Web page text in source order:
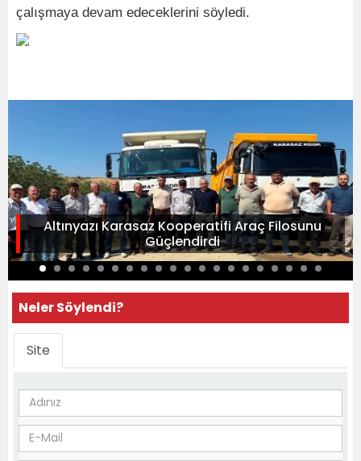
çalışmaya devam edeceklerini söyledi.
Altınyazı Karasaz Kooperatifi Araç Filosunu
Güçlendirdi
Neler Söylendi?
Site